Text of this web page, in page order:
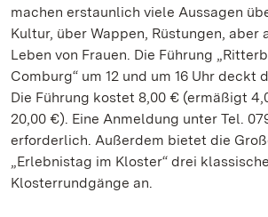
machen erstaunlich viele Aussagen
Kultur, über Wappen, Rüstungen, aber
Leben von Frauen. Die Führung
Comburg“ um 12 und um 16 Uhr deckt
Die Führung kostet 8,00 € (ermäßigt
20,00 €). Eine Anmeldung unter Tel.
erforderlich. Außerdem bietet die
„Erlebnistag im Kloster“ drei
Klosterrundgänge an.